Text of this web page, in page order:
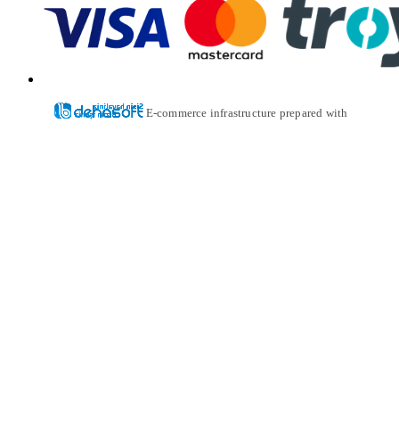
E-commerce infrastructure prepared with